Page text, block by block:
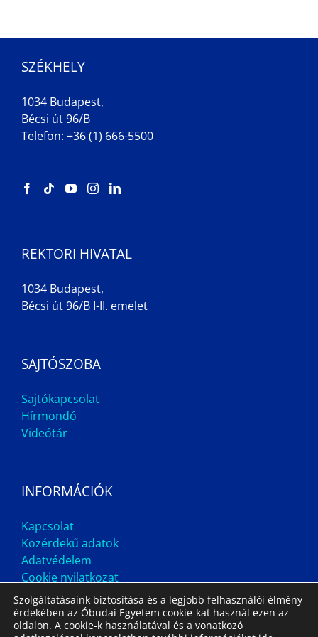
SZÉKHELY
1034 Budapest,
Bécsi út 96/B
Telefon: +36 (1) 666-5500
REKTORI HIVATAL
1034 Budapest,
Bécsi út 96/B I-II. emelet
SAJTÓSZOBA
Sajtókapcsolat
Hírmondó
Videótár
INFORMÁCIÓK
Kapcsolat
Közérdekű adatok
Adatvédelem
Cookie nyilatkozat
Szolgáltatásaink biztosítása és a legjobb felhasználói élmény
érdekében az Óbudai Egyetem cookie-kat használ ezen az
oldalon. A cookie-k használatával és a vonatkozó